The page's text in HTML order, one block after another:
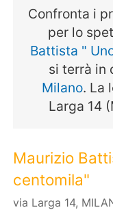
Confronta i
per lo
Battista "
si terrà in
Milano. La
Larga 14
Maurizio
centomila"
via Larga 14,